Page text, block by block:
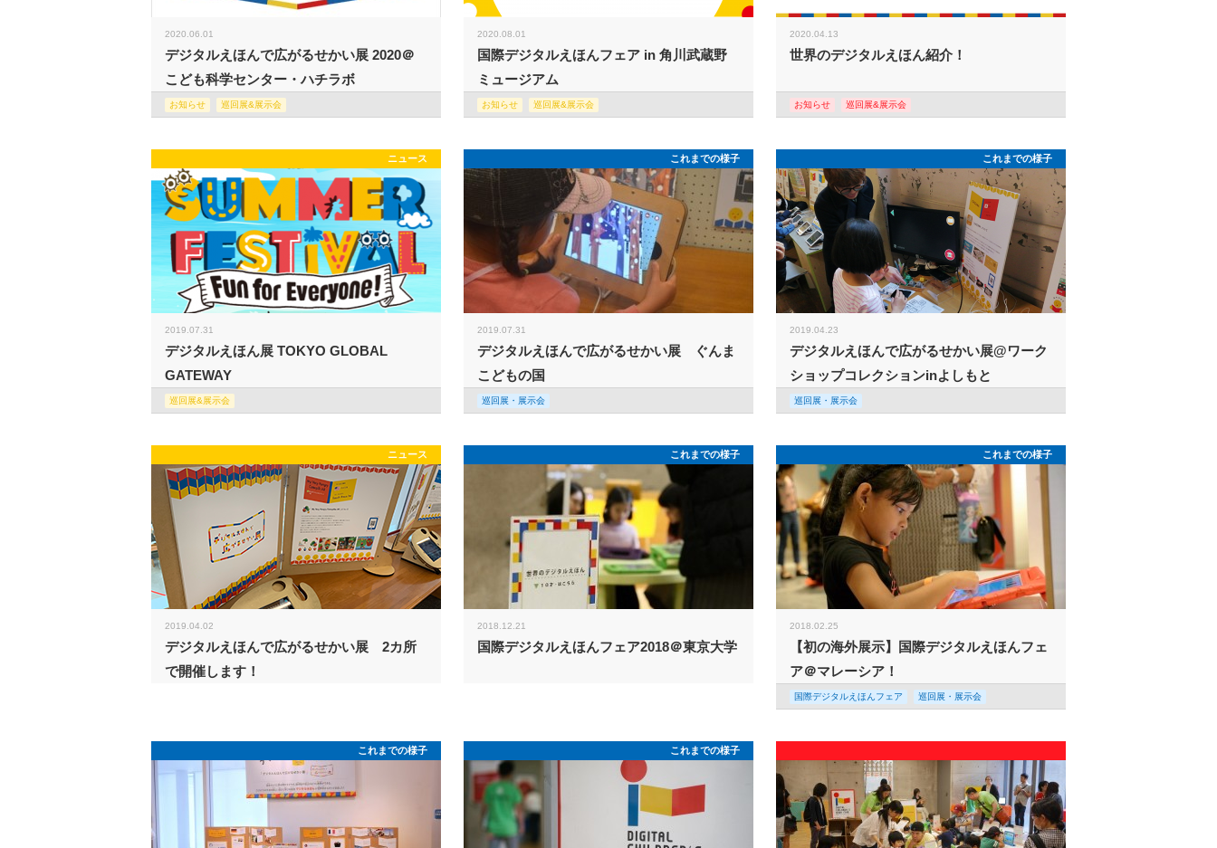
2020.06.01
デジタルえほんで広がるせかい展 2020＠
こども科学センター・ハチラボ
お知らせ 巡回展&展示会
2020.08.01
国際デジタルえほんフェア in 角川武蔵野
ミュージアム
お知らせ 巡回展&展示会
2020.04.13
世界のデジタルえほん紹介！
お知らせ 巡回展&展示会
ニュース
2019.07.31
デジタルえほん展 TOKYO GLOBAL
GATEWAY
巡回展&展示会
これまでの様子
2019.07.31
デジタルえほんで広がるせかい展 ぐんま
こどもの国
巡回展・展示会
これまでの様子
2019.04.23
デジタルえほんで広がるせかい展@ワーク
ショップコレクションinよしもと
巡回展・展示会
ニュース
2019.04.02
デジタルえほんで広がるせかい展 2カ所
で開催します！
これまでの様子
2018.12.21
国際デジタルえほんフェア2018＠東京大学
これまでの様子
2018.02.25
【初の海外展示】国際デジタルえほんフェ
ア＠マレーシア！
国際デジタルえほんフェア 巡回展・展示会
これまでの様子 これまでの様子